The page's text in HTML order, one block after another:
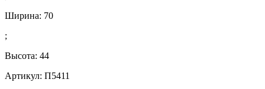
Ширина: 70
;
Высота: 44
Артикул: П5411